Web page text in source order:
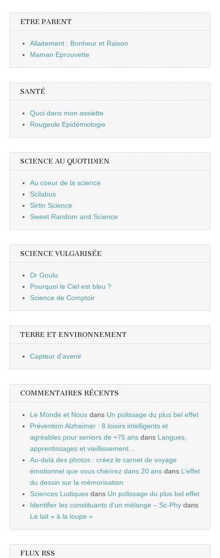
ETRE PARENT
Allaitement : Bonheur et Raison
Maman Eprouvette
SANTÉ
Quoi dans mon assiette
Rougeole Epidémiologie
SCIENCE AU QUOTIDIEN
Au coeur de la science
Scilabus
Sirtin Science
Sweet Random and Science
SCIENCE VULGARISÉE
Dr Goulu
Pourquoi le Ciel est bleu ?
Science de Comptoir
TERRE ET ENVIRONNEMENT
Capteur d'avenir
COMMENTAIRES RÉCENTS
Le Monde et Nous dans Un polissage du plus bel effet
Prévention Alzheimer : 8 loisirs intelligents et
agréables pour seniors de +75 ans dans Langues,
apprentissages et vieillissement…
Au-delà des photos : créez le carnet de voyage
émotionnel que vous chérirez dans 20 ans dans L’effet
du dessin sur la mémorisation
Sciences Ludiques dans Un polissage du plus bel effet
Identifier les constituants d’un mélange – Sc-Phy dans
Le lait « à la loupe »
FLUX RSS